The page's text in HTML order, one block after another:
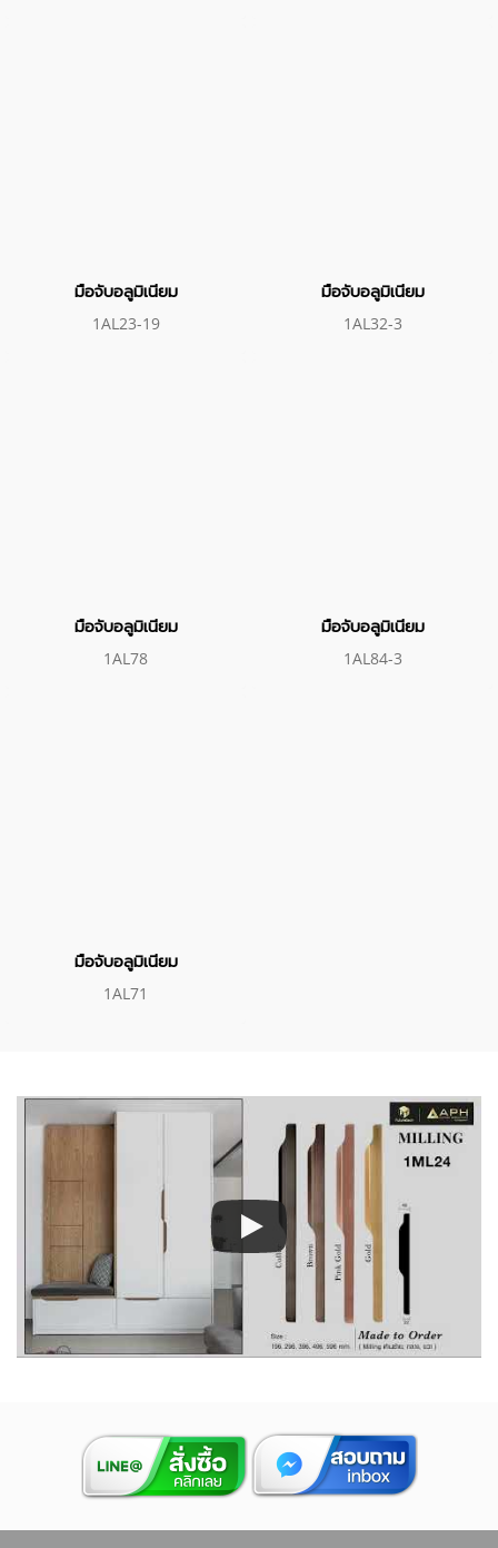
มือจับอลูมิเนียม
1AL23-19
มือจับอลูมิเนียม
1AL32-3
มือจับอลูมิเนียม
1AL78
มือจับอลูมิเนียม
1AL84-3
มือจับอลูมิเนียม
1AL71